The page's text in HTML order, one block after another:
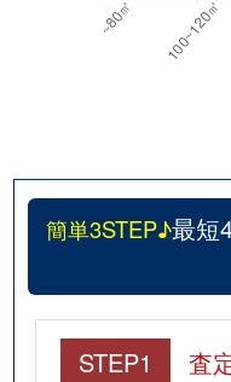
簡単3STEP♪最短
STEP1 査